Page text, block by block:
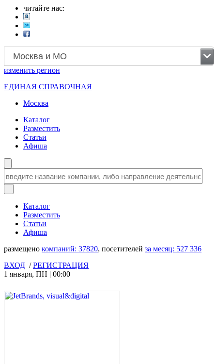
читайте нас:
Москва и МО
изменить регион
ЕДИНАЯ СПРАВОЧНАЯ
Москва
Каталог
Разместить
Статьи
Афиша
Каталог
Разместить
Статьи
Афиша
размещено компаний: 37820, посетителей за месяц: 527 336
ВХОД /РЕГИСТРАЦИЯ
1 января, ПН | 00:00